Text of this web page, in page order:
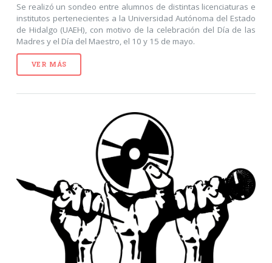
Se realizó un sondeo entre alumnos de distintas licenciaturas e
institutos pertenecientes a la Universidad Autónoma del Estado
de Hidalgo (UAEH), con motivo de la celebración del Día de las
Madres y el Día del Maestro, el 10 y 15 de mayo.
VER MÁS